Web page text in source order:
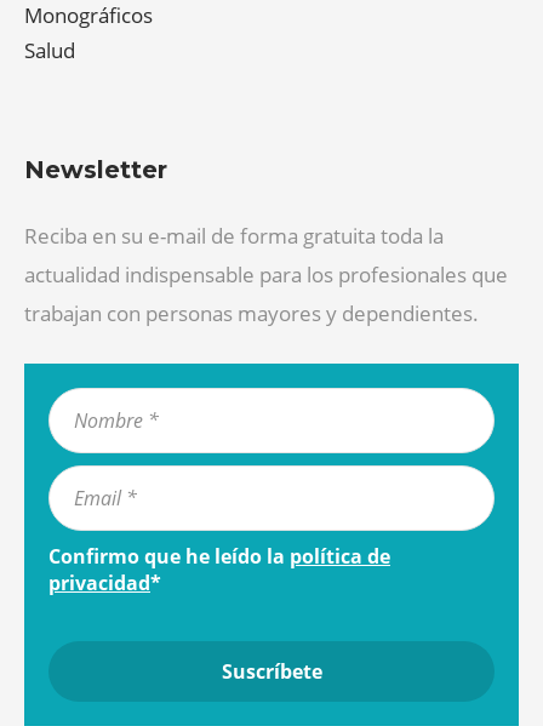
Monográficos
Salud
Newsletter
Reciba en su e-mail de forma gratuita toda la
actualidad indispensable para los profesionales que
trabajan con personas mayores y dependientes.
Confirmo que he leído la política de
privacidad*